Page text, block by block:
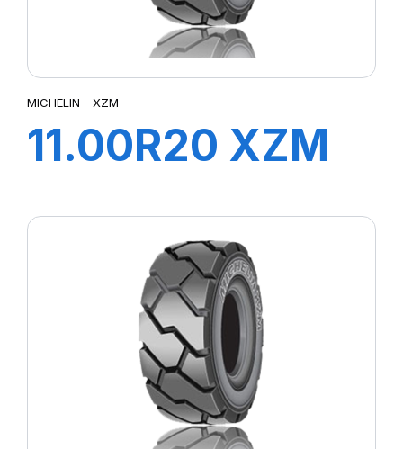
MICHELIN - XZM
11.00R20 XZM